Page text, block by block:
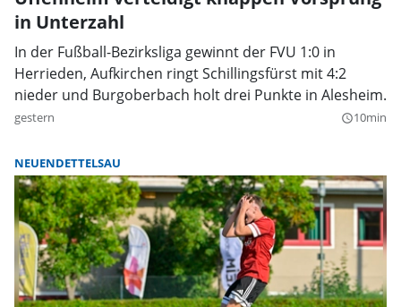
in Unterzahl
In der Fußball-Bezirksliga gewinnt der FVU 1:0 in
Herrieden, Aufkirchen ringt Schillingsfürst mit 4:2
nieder und Burgoberbach holt drei Punkte in Alesheim.
gestern query_builder10min
NEUENDETTELSAU